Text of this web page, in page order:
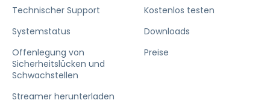
Technischer Support
Systemstatus
Offenlegung von
Sicherheitslücken und
Schwachstellen
Streamer herunterladen
Kostenlos testen
Downloads
Preise